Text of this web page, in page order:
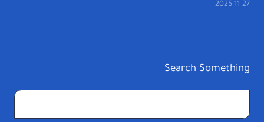
2025-11-27
Search Something
عن: